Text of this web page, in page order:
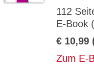
112
E-Book
€ 10,99
Zum E-